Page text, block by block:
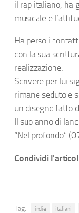
il rap italiano, ha
musicale e
Ha perso i
con la sua
realizzazione.
Scrivere per lui
rimane seduto e
un disegno fatto
Il suo anno di
“Nel profondo”
Condividi
Tag: indie italiani